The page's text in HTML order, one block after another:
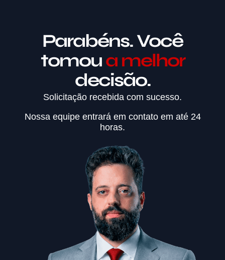
Parabéns. Você
tomoua melhor
decisão.
Solicitação recebida com sucesso.
Nossa equipe entrará em contato em até 24
horas.